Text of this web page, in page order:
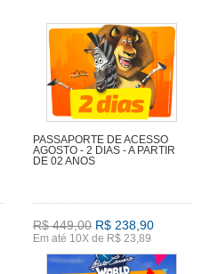
PASSAPORTE DE ACESSO
AGOSTO - 2 DIAS - A PARTIR
DE 02 ANOS
R$ 449,00 R$ 238,90
Em até 10X de R$ 23,89